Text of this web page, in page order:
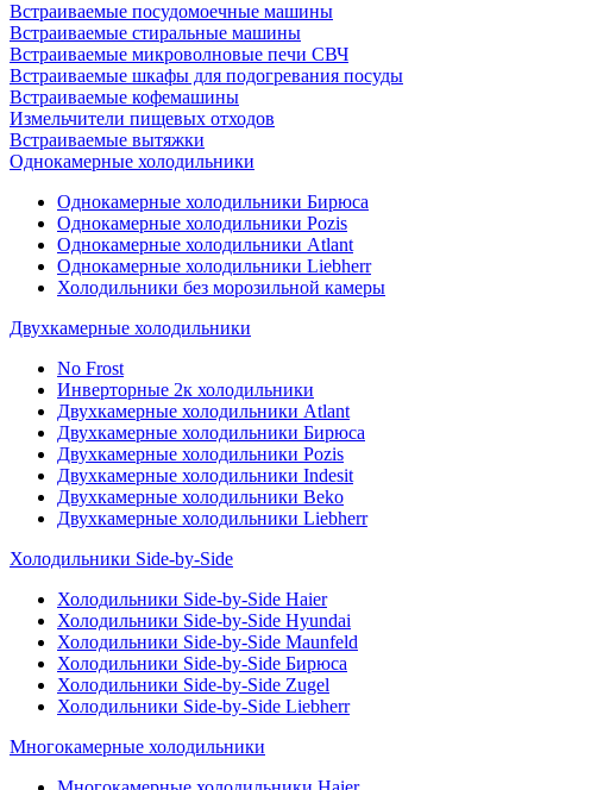
Встраиваемые посудомоечные машины
Встраиваемые стиральные машины
Встраиваемые микроволновые печи СВЧ
Встраиваемые шкафы для подогревания посуды
Встраиваемые кофемашины
Измельчители пищевых отходов
Встраиваемые вытяжки
Однокамерные холодильники
Однокамерные холодильники Бирюса
Однокамерные холодильники Pozis
Однокамерные холодильники Atlant
Однокамерные холодильники Liebherr
Холодильники без морозильной камеры
Двухкамерные холодильники
No Frost
Инверторные 2к холодильники
Двухкамерные холодильники Atlant
Двухкамерные холодильники Бирюса
Двухкамерные холодильники Pozis
Двухкамерные холодильники Indesit
Двухкамерные холодильники Beko
Двухкамерные холодильники Liebherr
Холодильники Side-by-Side
Холодильники Side-by-Side Haier
Холодильники Side-by-Side Hyundai
Холодильники Side-by-Side Maunfeld
Холодильники Side-by-Side Бирюса
Холодильники Side-by-Side Zugel
Холодильники Side-by-Side Liebherr
Многокамерные холодильники